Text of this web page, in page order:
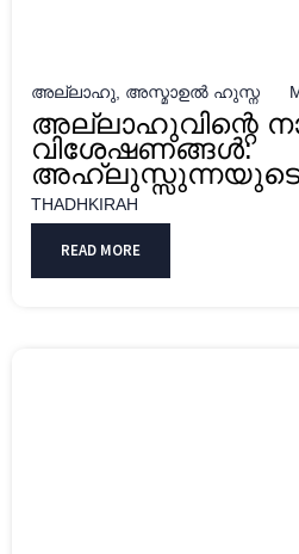
അല്ലാഹു, അസ്മാഉല്‍ ഹുസ്ന
അല്ലാഹുവിന്റെ
വിശേഷണങ്ങള്‍:
അഹ്‌ലുസ്സുന്നയുടെ
THADHKIRAH
READ MORE